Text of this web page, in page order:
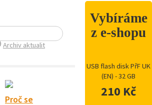
Archiv aktualit
Proč se
Vybíráme
z e-shopu
USB flash disk PřF UK
(EN) - 32 GB
210 Kč